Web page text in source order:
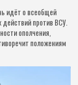
идёт о всеобщей
действий против ВСУ.
ополчения,
положениям